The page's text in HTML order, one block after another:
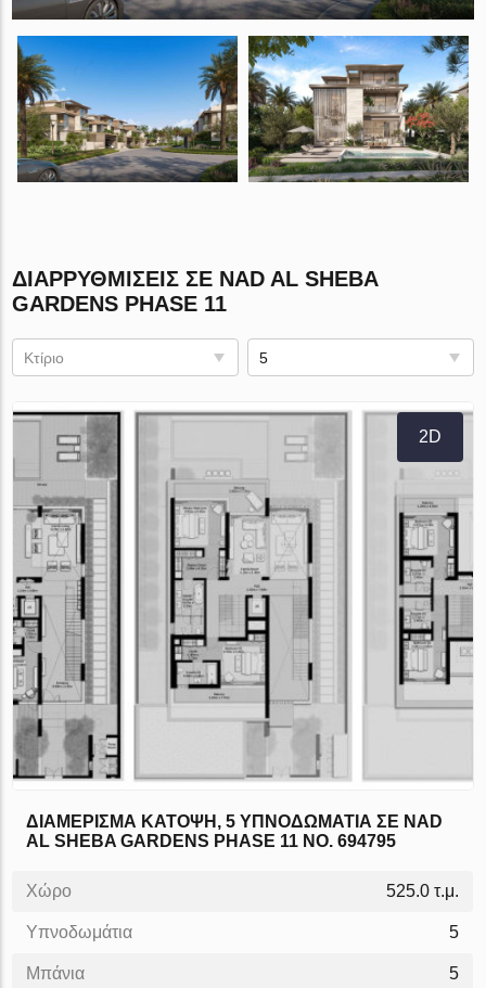
ΔΙΑΡΡΥΘΜΊΣΕΙΣ ΣΕ NAD AL SHEBA
GARDENS PHASE 11
Κτίριο 5
2D
ΔΙΑΜΈΡΙΣΜΑ ΚΆΤΟΨΗ, 5 ΥΠΝΟΔΩΜΆΤΙΑ ΣΕ NAD
AL SHEBA GARDENS PHASE 11 NO. 694795
Χώρο 525.0 τ.μ.
Υπνοδωμάτια 5
Μπάνια 5